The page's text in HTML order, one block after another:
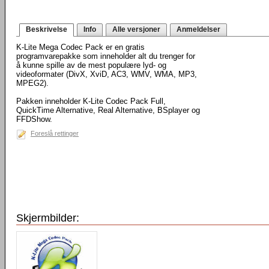
Beskrivelse Info Alle versjoner Anmeldelser
K-Lite Mega Codec Pack er en gratis
programvarepakke som inneholder alt du trenger for
å kunne spille av de mest populære lyd- og
videoformater (DivX, XviD, AC3, WMV, WMA, MP3,
MPEG2).
Pakken inneholder K-Lite Codec Pack Full,
QuickTime Alternative, Real Alternative, BSplayer og
FFDShow.
Foreslå rettinger
Skjermbilder: